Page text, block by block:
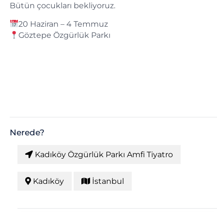
Bütün çocukları bekliyoruz.
20 Haziran – 4 Temmuz
Göztepe Özgürlük Parkı
Nerede?
Kadıköy Özgürlük Parkı Amfi Tiyatro
Kadıköy İstanbul